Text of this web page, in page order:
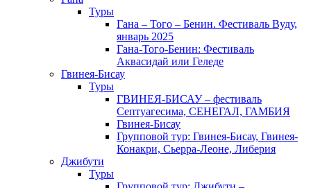
Туры
Гана – Того – Бенин. Фестиваль Вуду,
январь 2025
Гана-Того-Бенин: Фестиваль
Аквасидай или Геледе
Гвинея-Бисау
Туры
ГВИНЕЯ-БИСАУ – фестиваль
Септуагесима, СЕНЕГАЛ, ГАМБИЯ
Гвинея-Бисау
Групповой тур: Гвинея-Бисау, Гвинея-
Конакри, Сьерра-Леоне, Либерия
Джибути
Туры